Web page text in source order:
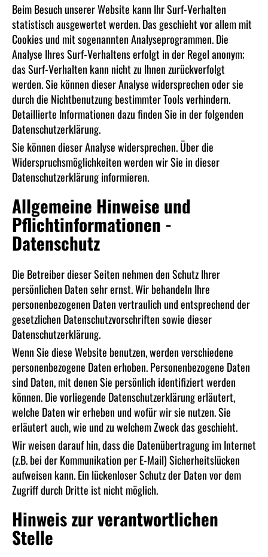
Beim Besuch unserer Website kann Ihr Surf-Verhalten
statistisch ausgewertet werden. Das geschieht vor allem mit
Cookies und mit sogenannten Analyseprogrammen. Die
Analyse Ihres Surf-Verhaltens erfolgt in der Regel anonym;
das Surf-Verhalten kann nicht zu Ihnen zurückverfolgt
werden. Sie können dieser Analyse widersprechen oder sie
durch die Nichtbenutzung bestimmter Tools verhindern.
Detaillierte Informationen dazu finden Sie in der folgenden
Datenschutzerklärung.
Sie können dieser Analyse widersprechen. Über die
Widerspruchsmöglichkeiten werden wir Sie in dieser
Datenschutzerklärung informieren.
Allgemeine Hinweise und
Pflichtinfor­mationen -
Datenschutz
Die Betreiber dieser Seiten nehmen den Schutz Ihrer
persönlichen Daten sehr ernst. Wir behandeln Ihre
personenbezogenen Daten vertraulich und entsprechend der
gesetzlichen Datenschutzvorschriften sowie dieser
Datenschutzerklärung.
Wenn Sie diese Website benutzen, werden verschiedene
personenbezogene Daten erhoben. Personenbezogene Daten
sind Daten, mit denen Sie persönlich identifiziert werden
können. Die vorliegende Datenschutzerklärung erläutert,
welche Daten wir erheben und wofür wir sie nutzen. Sie
erläutert auch, wie und zu welchem Zweck das geschieht.
Wir weisen darauf hin, dass die Datenübertragung im Internet
(z.B. bei der Kommunikation per E-Mail) Sicherheitslücken
aufweisen kann. Ein lückenloser Schutz der Daten vor dem
Zugriff durch Dritte ist nicht möglich.
Hinweis zur verantwortlichen
Stelle